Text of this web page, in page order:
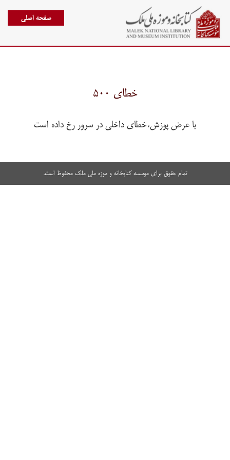
صفحه اصلی
خطای ۵۰۰
با عرض پوزش،خطای داخلی در سرور رخ داده است
تمام حقوق برای موسسه کتابخانه و موزه ملی ملک محفوظ است.